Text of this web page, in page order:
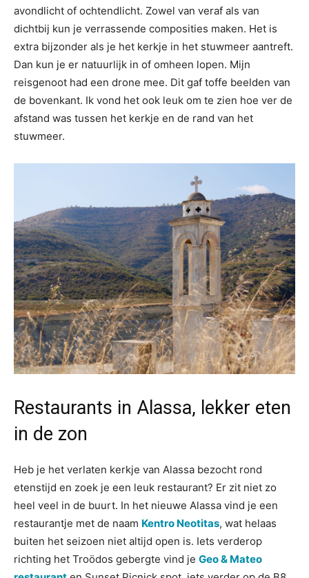
avondlicht of ochtendlicht. Zowel van veraf als van
dichtbij kun je verrassende composities maken. Het is
extra bijzonder als je het kerkje in het stuwmeer aantreft.
Dan kun je er natuurlijk in of omheen lopen. Mijn
reisgenoot had een drone mee. Dit gaf toffe beelden van
de bovenkant. Ik vond het ook leuk om te zien hoe ver de
afstand was tussen het kerkje en de rand van het
stuwmeer.
Restaurants in Alassa, lekker eten
in de zon
Heb je het verlaten kerkje van Alassa bezocht rond
etenstijd en zoek je een leuk restaurant? Er zit niet zo
heel veel in de buurt. In het nieuwe Alassa vind je een
restaurantje met de naam Kentro Neotitas, wat helaas
buiten het seizoen niet altijd open is. Iets verderop
richting het Troödos gebergte vind je Geo & Mateo